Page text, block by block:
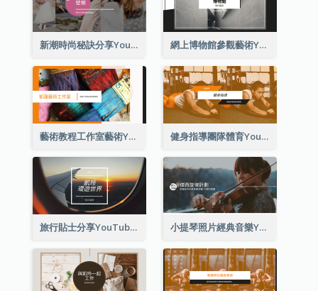
新潮時尚秘訣分享YouTube頻道圖片 網上博物館參觀藝術YouTube頻道圖片
藝術教程工作室藝術YouTube頻道圖片 健身指導團隊體育YouTube頻道圖片
旅行貼士分享YouTube頻道圖片 小提琴照片經典音樂YouTube頻道圖片